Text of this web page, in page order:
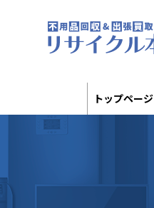
トップページ